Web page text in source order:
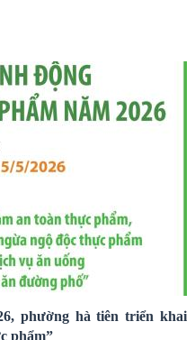
phường hà tiên triển khai
phẩm”